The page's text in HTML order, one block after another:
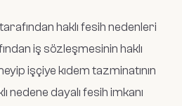
haklı fesih nedenleri
iş sözleşmesinin haklı
işçiye kıdem tazminatının
nedene dayalı fesih imkanı